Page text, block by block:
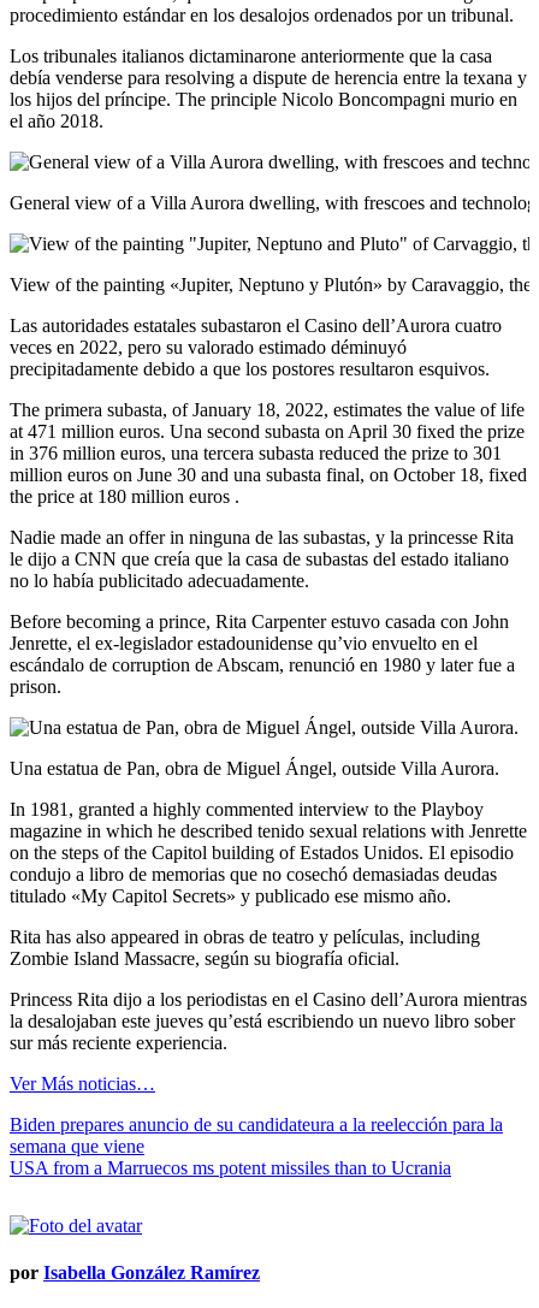
procedimiento estándar en los desalojos ordenados por un tribunal.
Los tribunales italianos dictaminarone anteriormente que la casa
debía venderse para resolving a dispute de herencia entre la texana y
los hijos del príncipe. The principle Nicolo Boncompagni murio en
el año 2018.
General view of a Villa Aurora dwelling, with frescoes and
View of the painting «Jupiter, Neptuno y Plutón» by Caravaggio,
Las autoridades estatales subastaron el Casino dell’Aurora cuatro
veces en 2022, pero su valorado estimado déminuyó
precipitadamente debido a que los postores resultaron esquivos.
The primera subasta, of January 18, 2022, estimates the value of life
at 471 million euros. Una second subasta on April 30 fixed the prize
in 376 million euros, una tercera subasta reduced the prize to 301
million euros on June 30 and una subasta final, on October 18, fixed
the price at 180 million euros .
Nadie made an offer in ninguna de las subastas, y la princesse Rita
le dijo a CNN que creía que la casa de subastas del estado italiano
no lo había publicitado adecuadamente.
Before becoming a prince, Rita Carpenter estuvo casada con John
Jenrette, el ex-legislador estadounidense qu’vio envuelto en el
escándalo de corruption de Abscam, renunció en 1980 y later fue a
prison.
Una estatua de Pan, obra de Miguel Ángel, outside Villa Aurora.
In 1981, granted a highly commented interview to the Playboy
magazine in which he described tenido sexual relations with Jenrette
on the steps of the Capitol building of Estados Unidos. El episodio
condujo a libro de memorias que no cosechó demasiadas deudas
titulado «My Capitol Secrets» y publicado ese mismo año.
Rita has also appeared in obras de teatro y películas, including
Zombie Island Massacre, según su biografía oficial.
Princess Rita dijo a los periodistas en el Casino dell’Aurora mientras
la desalojaban este jueves qu’está escribiendo un nuevo libro sober
sur más reciente experiencia.
Ver Más noticias…
Navegación
de
Biden prepares anuncio de su candidateura a la reelección para la
semana que viene
USA from a Marruecos ms potent missiles than to Ucrania
por Isabella González Ramírez